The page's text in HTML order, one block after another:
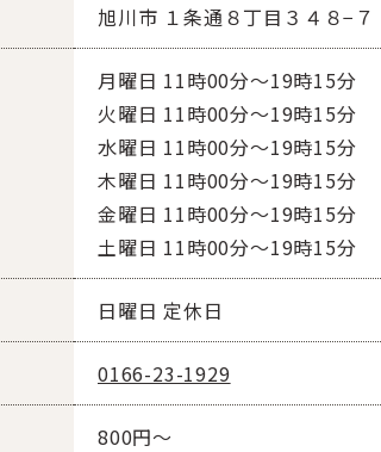
旭川市 １条通８丁目３４８−７
月曜日 11時00分～19時15分
火曜日 11時00分～19時15分
水曜日 11時00分～19時15分
木曜日 11時00分～19時15分
金曜日 11時00分～19時15分
土曜日 11時00分～19時15分
日曜日 定休日
0166-23-1929
800円～